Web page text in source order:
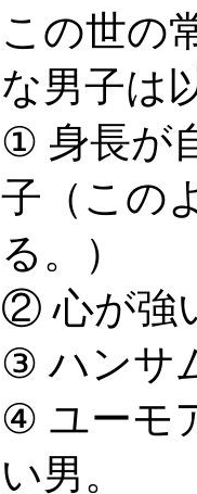
この世の
な男子は
① 身長が
子（この
る。）
② 心が強
③ ハンサ
④ ユーモ
い男。